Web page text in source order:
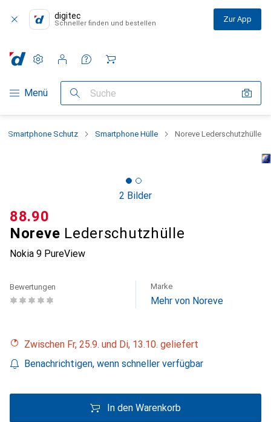
digitec
Schneller finden und bestellen Zur App
Navigation nach Kategorien
Menü Suche
Einstellungen
Kundenkonto
Vergleichslisten
Merklisten
Warenkorb
Smartphone Schutz Smartphone Hülle Noreve Lederschutzhülle
2 Bilder
Noreve Lederschutzhülle
Nokia 9 PureView
CHF
88.90
Bewertungen Marke
Mehr von Noreve
Zwischen Fr, 25.9. und Di, 13.10. geliefert
Benachrichtigen, wenn schneller verfügbar
In den Warenkorb